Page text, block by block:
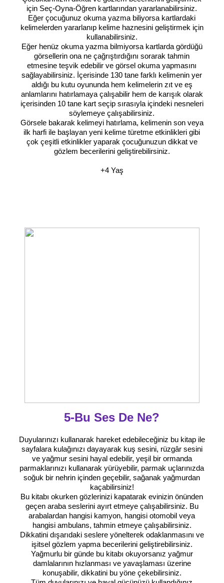
için Seç-Oyna-Öğren kartlarından yararlanabilirsiniz.
Eğer çocuğunuz okuma yazma biliyorsa kartlardaki
kelimelerden yararlanıp kelime haznesini geliştirmek için
kullanabilirsiniz.
Eğer henüz okuma yazma bilmiyorsa kartlarda gördüğü
görsellerin ona ne çağrıştırdığını sorarak tahmin
etmesine teşvik edebilir ve görsel okuma yapmasını
sağlayabilirsiniz. İçerisinde 130 tane farklı kelimenin yer
aldığı bu kutu oyununda hem kelimelerin zıt ve eş
anlamlarını hatırlamaya çalışabilir hem de karışık olarak
içerisinden 10 tane kart seçip sırasıyla içindeki nesneleri
söylemeye çalışabilirsiniz.
Görsele bakarak kelimeyi hatırlama, kelimenin son veya
ilk harfi ile başlayan yeni kelime türetme etkinlikleri gibi
çok çeşitli etkinlikler yaparak çocuğunuzun dikkat ve
gözlem becerilerini geliştirebilirsiniz.
+4 Yaş
5-Bu Ses De Ne?
Duyularınızı kullanarak hareket edebileceğiniz bu kitap ile
sayfalara kulağınızı dayayarak kuş sesini, rüzgâr sesini
ve yağmur sesini hayal edebilir, yeşil bir ormanda
parmaklarınızı kullanarak yürüyebilir, parmak uçlarınızda
soğuk bir nehrin içinden geçebilir, sağanak yağmurdan
kaçabilirsiniz!
Bu kitabı okurken gözlerinizi kapatarak evinizin önünden
geçen araba seslerini ayırt etmeye çalışabilirsiniz. Bu
arabalardan hangisi kamyon, hangisi otomobil veya
hangisi ambulans, tahmin etmeye çalışabilirsiniz.
Dikkatini dışarıdaki seslere yönelterek odaklanmasını ve
işitsel gözlem yapma becerilerini geliştirebilirsiniz.
Yağmurlu bir günde bu kitabı okuyorsanız yağmur
damlalarının hızlanması ve yavaşlaması üzerine
konuşabilir, dikkatini bu yöne çekebilirsiniz.